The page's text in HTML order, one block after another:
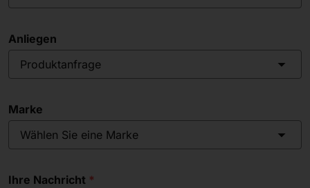
Anliegen
Produktanfrage
Marke
Wählen Sie eine Marke
Ihre Nachricht